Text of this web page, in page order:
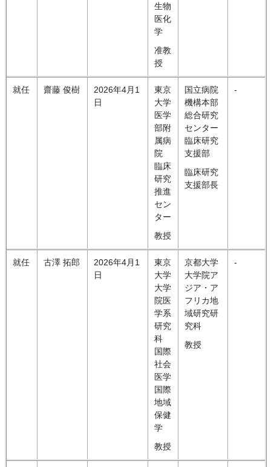
生物
医化
学
准教
授
就任 齋藤 俊樹
2026年4月1
日
東京
大学
医学
部附
属病
院
臨床
研究
推進
セン
ター
教授
国立病院
機構本部
総合研究
センター
臨床研究
支援部
臨床研究
支援部長
-
就任 古澤 拓郎
2026年4月1
日
東京
大学
大学
院医
学系
研究
科
国際
社会
医学
国際
地域
保健
学
教授
京都大学
大学院ア
ジア・ア
フリカ地
域研究研
究科
教授
-